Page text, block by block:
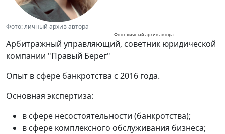
Фото: личный архив автора
Фото: личный архив автора
Арбитражный управляющий, советник юридической
компании "Правый Берег"
Опыт в сфере банкротства с 2016 года.
Основная экспертиза:
в сфере несостоятельности (банкротства);
в сфере комплексного обслуживания бизнеса;